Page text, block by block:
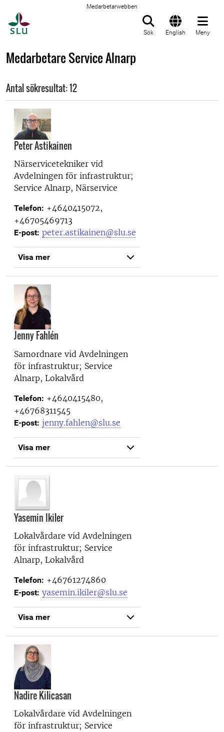
Medarbetarwebben
Sök English Meny
Medarbetare Service Alnarp
Antal sökresultat: 12
Peter Astikainen
Närservicetekniker vid
Avdelningen för infrastruktur;
Service Alnarp, Närservice
Telefon: +4640415072,
+46705469713
E-post: peter.astikainen@slu.se
Visa mer
Jenny Fahlén
Samordnare vid Avdelningen
för infrastruktur; Service
Alnarp, Lokalvård
Telefon: +4640415480,
+46768311545
E-post: jenny.fahlen@slu.se
Visa mer
Yasemin Ikiler
Lokalvårdare vid Avdelningen
för infrastruktur; Service
Alnarp, Lokalvård
Telefon: +46761274860
E-post: yasemin.ikiler@slu.se
Visa mer
Nadire Kilicasan
Lokalvårdare vidAvdelningen
för infrastruktur; Service